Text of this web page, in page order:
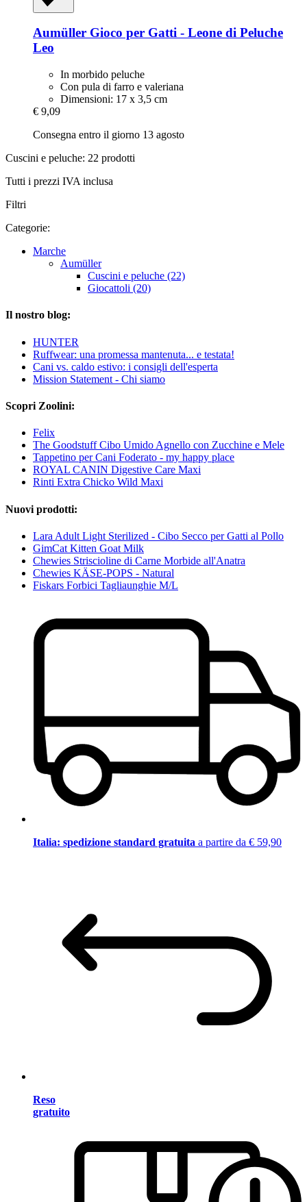
Aumüller Gioco per Gatti -​ Leone di Peluche
Leo
In morbido peluche
Con pula di farro e valeriana
Dimensioni: 17 x 3,5 cm
€ 9,09
Consegna entro il giorno 13 agosto
Cuscini e peluche: 22 prodotti
Tutti i prezzi IVA inclusa
Filtri
Categorie:
Marche
Aumüller
Cuscini e peluche (22)
Giocattoli (20)
Il nostro blog:
HUNTER
Ruffwear: una promessa mantenuta... e testata!
Cani vs. caldo estivo: i consigli dell'esperta
Mission Statement - Chi siamo
Scopri Zoolini:
Felix
The Goodstuff Cibo Umido Agnello con Zucchine e Mele
Tappetino per Cani Foderato - my happy place
ROYAL CANIN Digestive Care Maxi
Rinti Extra Chicko Wild Maxi
Nuovi prodotti:
Lara Adult Light Sterilized - Cibo Secco per Gatti al Pollo
GimCat Kitten Goat Milk
Chewies Striscioline di Carne Morbide all'Anatra
Chewies KÄSE-POPS - Natural
Fiskars Forbici Tagliaunghie M/L
Italia: spedizione standard gratuita a partire da € 59,90
Reso
gratuito